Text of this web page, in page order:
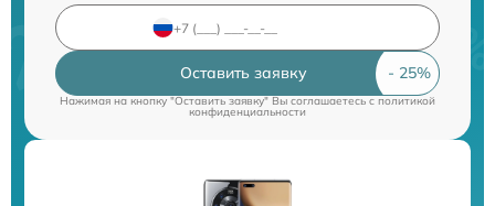
Оставить заявку
Нажимая на кнопку "Оставить заявку" Вы соглашаетесь cполитикой
конфиденциальности